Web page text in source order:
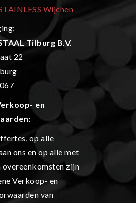
Wijchen
Tilburg B.V.
22
en
op alle
ons en op alle met
overeenkomsten zijn
Verkoop- en
van